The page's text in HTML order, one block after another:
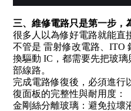
三、維修電路只是第一步，
很多人以為修好電路就能直
不管是 雷射修改電路、ITO
換驅動 IC，都需要先把玻
部線路。
完成電路修復後，必須進行
復面板的完整性與耐用度：
金剛絲分離玻璃：避免拉壞